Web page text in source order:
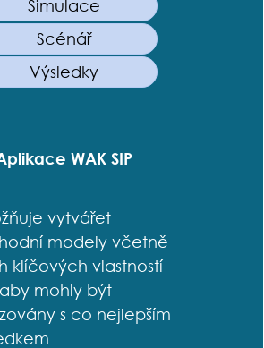
WAK SIP
vytvářet
modely včetně
klíčových vlastností
mohly být
s co nejlepším